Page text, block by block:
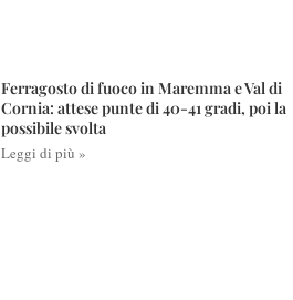
Ferragosto di fuoco in Maremma e Val di
Cornia: attese punte di 40-41 gradi, poi la
possibile svolta
Leggi di più »